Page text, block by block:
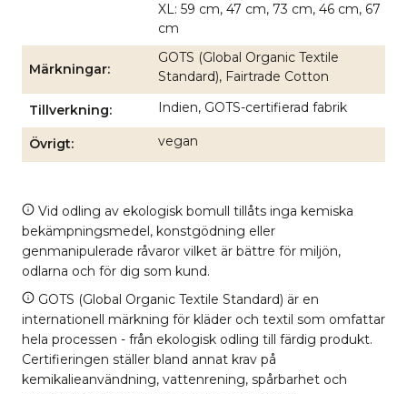
XL: 59 cm, 47 cm, 73 cm, 46 cm, 67
cm
Märkningar
GOTS (Global Organic Textile
Standard), Fairtrade Cotton
Tillverkning Indien, GOTS-certifierad fabrik
Övrigt vegan
Vid odling av ekologisk bomull tillåts inga kemiska
bekämpningsmedel, konstgödning eller
genmanipulerade råvaror vilket är bättre för miljön,
odlarna och för dig som kund.
GOTS (Global Organic Textile Standard) är en
internationell märkning för kläder och textil som omfattar
hela processen - från ekologisk odling till färdig produkt.
Certifieringen ställer bland annat krav på
kemikalieanvändning, vattenrening, spårbarhet och